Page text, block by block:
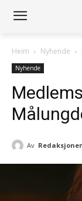
Heim Nyhende
Nyhende
Av